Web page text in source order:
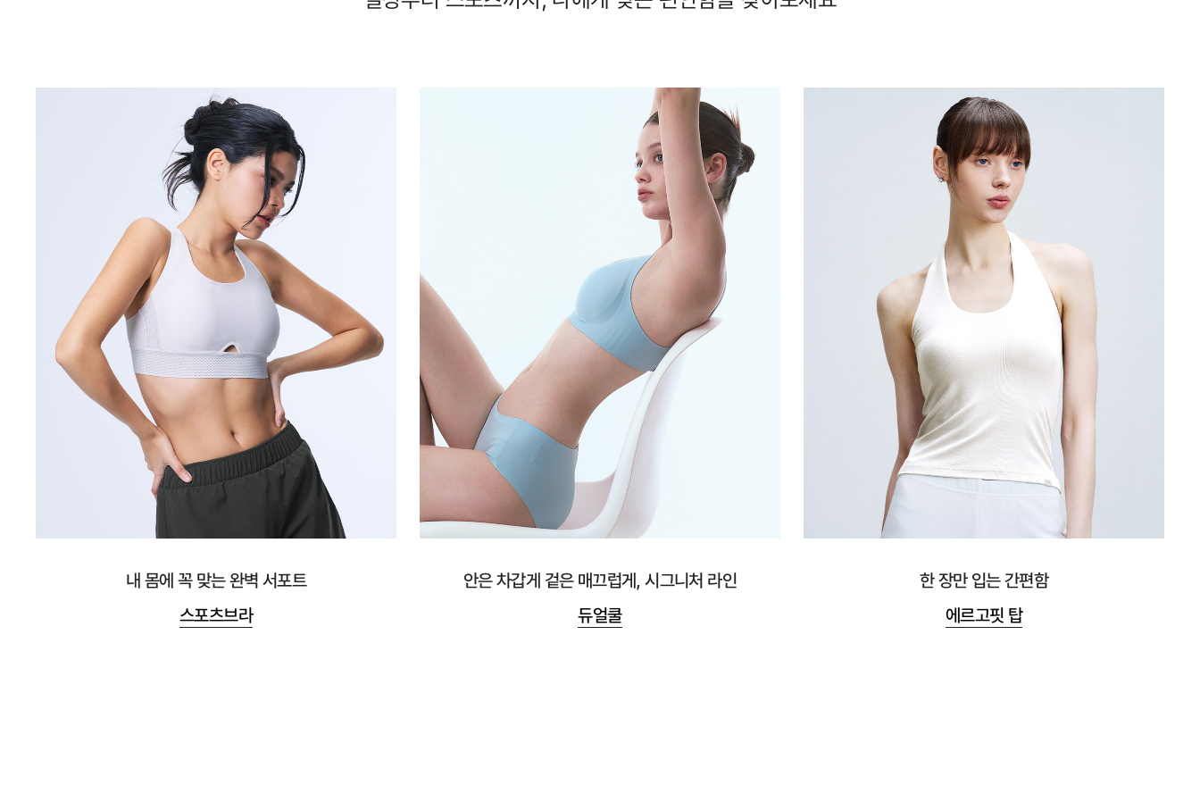
내 몸에 꼭 맞는 완벽 서포트
스포츠브라
안은 차갑게 겉은 매끄럽게, 시그니처 라인
듀얼쿨
한 장만 입는 간편함
에르고핏 탑